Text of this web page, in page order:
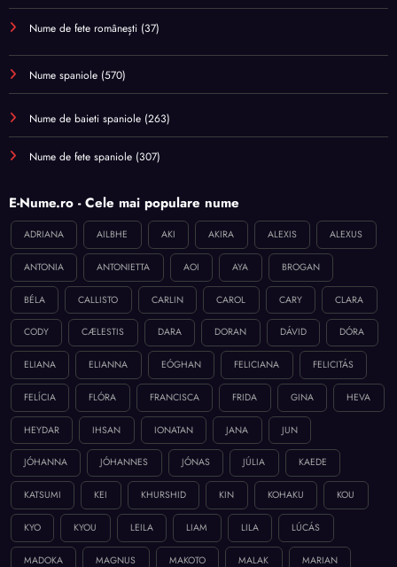
Nume de fete românești (37)
Nume spaniole (570)
Nume de baieti spaniole (263)
Nume de fete spaniole (307)
E-Nume.ro - Cele mai populare nume
ADRIANA AILBHE AKI AKIRA ALEXIS ALEXUS
ANTONIA ANTONIETTA AOI AYA BROGAN
BÉLA CALLISTO CARLIN CAROL CARY CLARA
CODY CÆLESTIS DARA DORAN DÁVID DÓRA
ELIANA ELIANNA EÓGHAN FELICIANA FELICITÁS
FELÍCIA FLÓRA FRANCISCA FRIDA GINA HEVA
HEYDAR IHSAN IONATAN JANA JUN
JÓHANNA JÓHANNES JÓNAS JÚLIA KAEDE
KATSUMI KEI KHURSHID KIN KOHAKU KOU
KYO KYOU LEILA LIAM LILA LÚCÁS
MADOKA MAGNUS MAKOTO MALAK MARIAN